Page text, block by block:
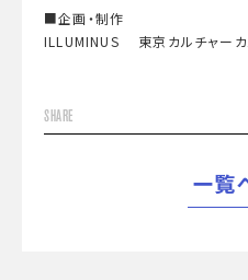
■企画・制作
ILLUMINUS 東京カルチャー
SHARE
一覧